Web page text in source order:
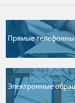
Прямые
Электронные